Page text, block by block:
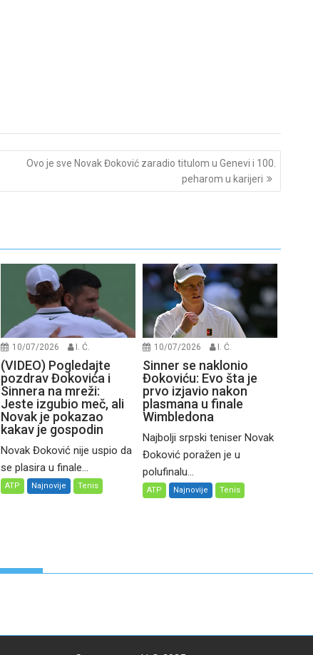
Ovo je sve Novak Đoković zaradio titulom u Genevi i 100.
peharom u karijeri
10/07/2026 I. Ć.
(VIDEO) Pogledajte
pozdrav Đokovića i
Sinnera na mreži:
Jeste izgubio meč, ali
Novak je pokazao
kakav je gospodin
Novak Đoković nije uspio da
se plasira u finale...
ATP Najnovije Tenis
10/07/2026 I. Ć.
Sinner se naklonio
Đokoviću: Evo šta je
prvo izjavio nakon
plasmana u finale
Wimbledona
Najbolji srpski teniser Novak
Đoković poražen je u
polufinalu...
ATP Najnovije Tenis